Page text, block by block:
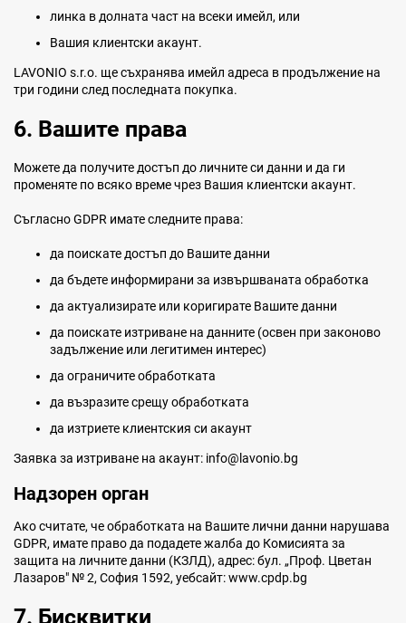
линка в долната част на всеки имейл, или
Вашия клиентски акаунт.
LAVONIO s.r.o. ще съхранява имейл адреса в продължение на
три години след последната покупка.
6. Вашите права
Можете да получите достъп до личните си данни и да ги
променяте по всяко време чрез Вашия клиентски акаунт.
Съгласно GDPR имате следните права:
да поискате достъп до Вашите данни
да бъдете информирани за извършваната обработка
да актуализирате или коригирате Вашите данни
да поискате изтриване на данните (освен при законово
задължение или легитимен интерес)
да ограничите обработката
да възразите срещу обработката
да изтриете клиентския си акаунт
Заявка за изтриване на акаунт: info@lavonio.bg
Надзорен орган
Ако считате, че обработката на Вашите лични данни нарушава
GDPR, имате право да подадете жалба до Комисията за
защита на личните данни (КЗЛД), адрес: бул. „Проф. Цветан
Лазаров" № 2, София 1592, уебсайт: www.cpdp.bg
7. Бисквитки